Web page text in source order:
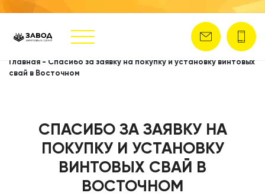
Главная - Спасибо за заявку на покупку и установку винтовых
свай в Восточном
СПАСИБО ЗА ЗАЯВКУ НА
ПОКУПКУ И УСТАНОВКУ
ВИНТОВЫХ СВАЙ В
ВОСТОЧНОМ